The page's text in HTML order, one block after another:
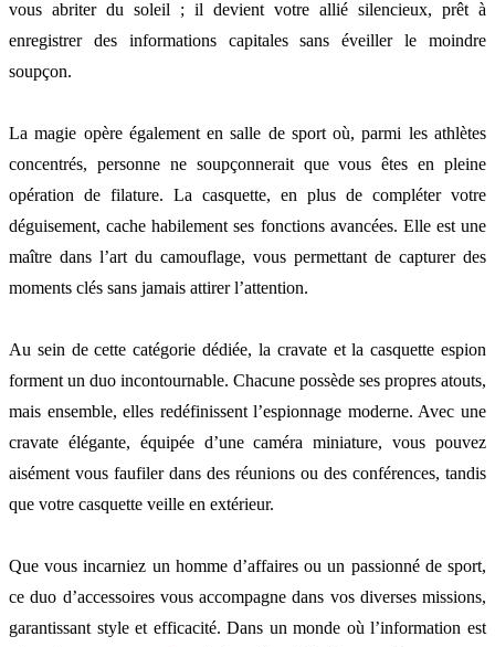
vous abriter du soleil ; il devient votre allié silencieux, prêt à
enregistrer des informations capitales sans éveiller le moindre
soupçon.
La magie opère également en salle de sport où, parmi les athlètes
concentrés, personne ne soupçonnerait que vous êtes en pleine
opération de filature. La casquette, en plus de compléter votre
déguisement, cache habilement ses fonctions avancées. Elle est une
maître dans l’art du camouflage, vous permettant de capturer des
moments clés sans jamais attirer l’attention.
Au sein de cette catégorie dédiée, la cravate et la casquette espion
forment un duo incontournable. Chacune possède ses propres atouts,
mais ensemble, elles redéfinissent l’espionnage moderne. Avec une
cravate élégante, équipée d’une caméra miniature, vous pouvez
aisément vous faufiler dans des réunions ou des conférences, tandis
que votre casquette veille en extérieur.
Que vous incarniez un homme d’affaires ou un passionné de sport,
ce duo d’accessoires vous accompagne dans vos diverses missions,
garantissant style et efficacité. Dans un monde où l’information est